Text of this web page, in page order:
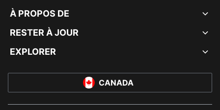
À PROPOS DE
RESTER À JOUR
EXPLORER
CANADA